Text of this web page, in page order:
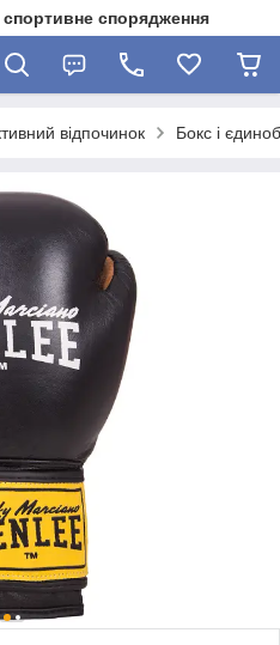
спортивне спорядження
відпочинок Бокс і